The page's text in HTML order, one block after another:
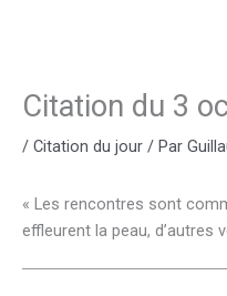
Citation du 3
/ Citation du jour / Par
« Les rencontres sont
effleurent la peau, d’autres